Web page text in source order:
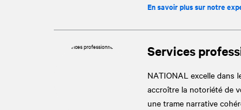
En savoir plus sur notre
Services
NATIONAL excelle dans
accroître la notoriété de
une trame narrative